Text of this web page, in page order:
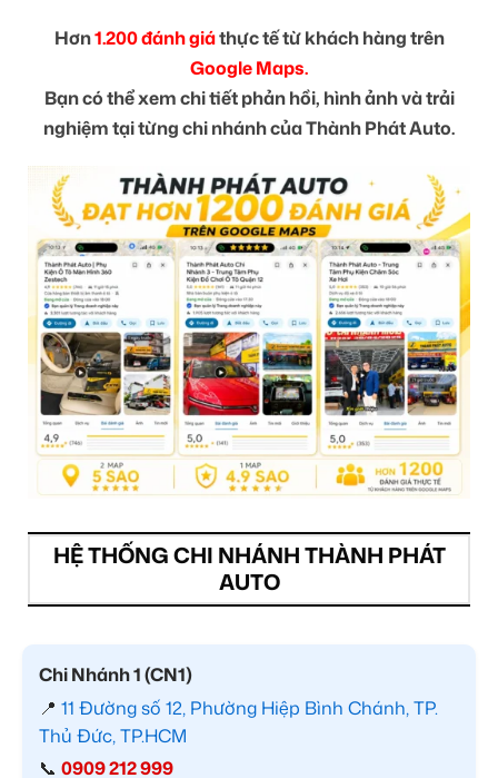
Hơn1.200 đánh giáthực tế từ khách hàng trên
Google Maps.
Bạn có thể xem chi tiết phản hồi, hình ảnh và trải
nghiệm tại từng chi nhánh của Thành Phát Auto.
HỆ THỐNG CHI NHÁNH THÀNH PHÁT
AUTO
Chi Nhánh 1 (CN1)
📍 11 Đường số 12, Phường Hiệp Bình Chánh, TP.
Thủ Đức, TP.HCM
📞 0909 212 999